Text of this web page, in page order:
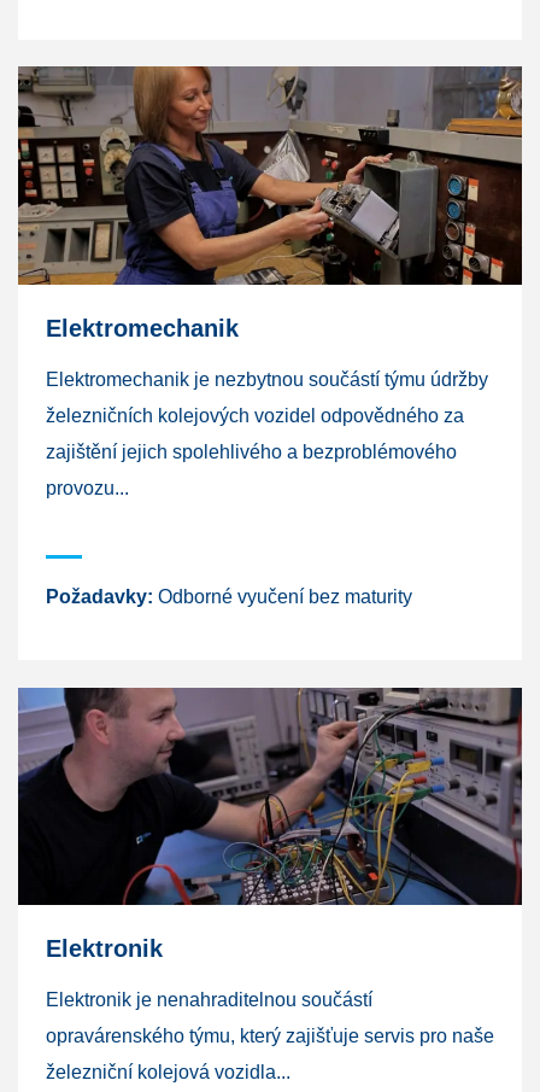
Elektromechanik
Elektromechanik je nezbytnou součástí týmu údržby
železničních kolejových vozidel odpovědného za
zajištění jejich spolehlivého a bezproblémového
provozu...
Požadavky: Odborné vyučení bez maturity
Elektronik
Elektronik je nenahraditelnou součástí
opravárenského týmu, který zajišťuje servis pro naše
železniční kolejová vozidla...